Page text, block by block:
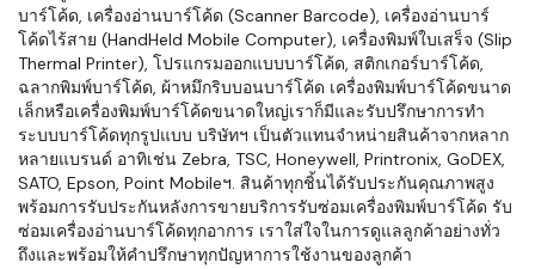
บาร์โค้ด, เครื่องอ่านบาร์โค้ด (Scanner Barcode), เครื่องอ่านบาร์
โค้ดไร้สาย (HandHeld Mobile Computer), เครื่องพิมพ์ใบเสร็จ (Slip
Thermal Printer), โปรแกรมออกแบบบาร์โค้ด, สติกเกอร์บาร์โค้ด,
ฉลากพิมพ์บาร์โค้ด, ผ้าหมึกริบบอนบาร์โค้ด เครื่องพิมพ์บาร์โค้ดขนาด
เล็กหรือเครื่องพิมพ์บาร์โค้ดขนาดใหญ่เราก็มีและรับปรึกษาการทำ
ระบบบาร์โค้ดทุกรูปแบบ บริษัทฯ เป็นตัวแทนจำหน่ายสินค้าจากหลาก
หลายแบรนด์ อาทิเช่น Zebra, TSC, Honeywell, Printronix, GoDEX,
SATO, Epson, Point Mobileฯ. สินค้าทุกชิ้นได้รับประกันคุณภาพสูง
พร้อมการรับประกันหลังการขายบริการรับซ่อมเครื่องพิมพ์บาร์โค้ด รับ
ซ่อมเครื่องอ่านบาร์โค้ดทุกอาการ เราใส่ใจในการดูแลลูกค้าอย่างทั่ว
ถึงและพร้อมให้คำปรึกษาทุกปัญหาการใช้งานของลูกค้า